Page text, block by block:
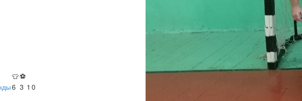
👕⚽
6 3 1 0